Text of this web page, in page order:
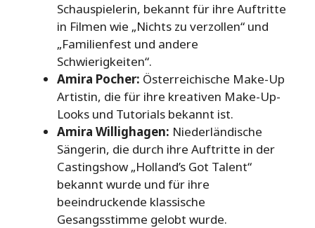
Schauspielerin, bekannt für ihre Auftritte
in Filmen wie „Nichts zu verzollen“ und
„Familienfest und andere
Schwierigkeiten“.
Amira Pocher: Österreichische Make-Up
Artistin, die für ihre kreativen Make-Up-
Looks und Tutorials bekannt ist.
Amira Willighagen: Niederländische
Sängerin, die durch ihre Auftritte in der
Castingshow „Holland’s Got Talent“
bekannt wurde und für ihre
beeindruckende klassische
Gesangsstimme gelobt wurde.